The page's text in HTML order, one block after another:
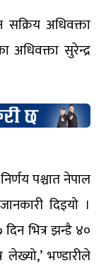
अधिवक्ता
सुरेन्द्र
पश्चात नेपाल
दिइयो ।
भित्र झन्डै ४०
भण्डारीले